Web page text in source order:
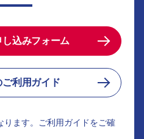
込みフォーム
ご利用ガイド
ります。ご利用ガイドをご確